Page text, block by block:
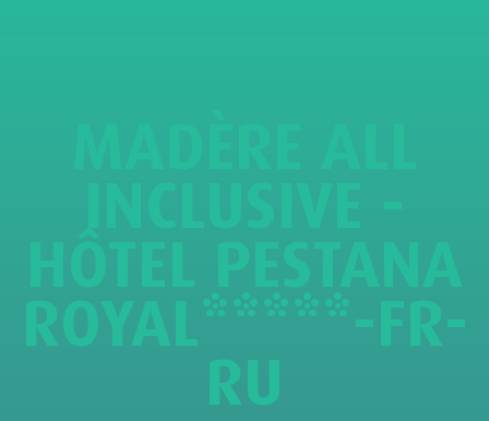
HÔTEL PESTANA
ROYAL*****-FR-
RU